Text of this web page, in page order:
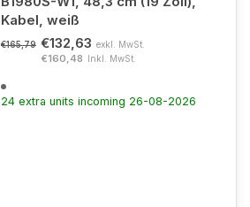
Kabel, weiß
€165,79 €132,63 exkl. MwSt.
€160,48 Inkl. MwSt.
24 extra units incoming 26-08-2026